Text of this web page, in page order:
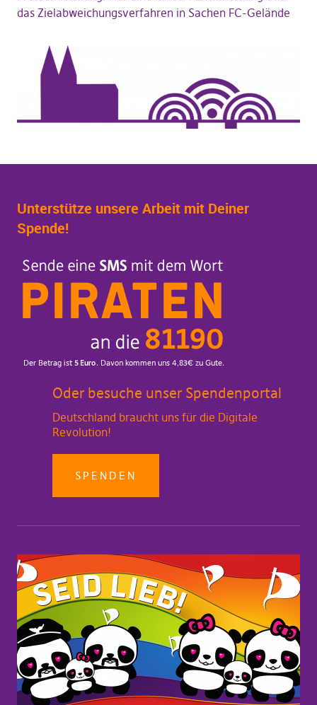
das Zielabweichungsverfahren in Sachen FC-Gelände
Unterstütze unsere Arbeit mit Deiner
Spende!
Oder besuche unser Spendenportal
Deutschland braucht uns für die Digitale
Revolution!
SPENDEN